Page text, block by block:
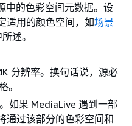
中的色彩空间元数据。设
适用的颜色空间，如场景
述。
分辨率。换句话说，源必
。
如果 MediaLive 遇到一部
通过该部分的色彩空间和